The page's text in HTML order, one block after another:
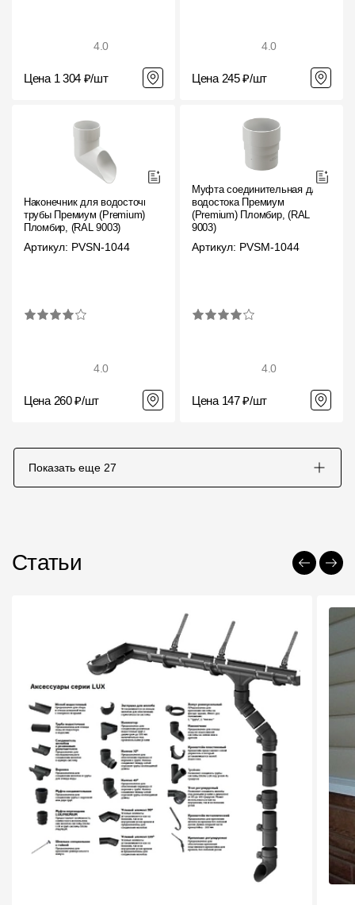
4.0
Цена 1 304 ₽/шт
4.0
Цена 245 ₽/шт
Наконечник для водосточной
трубы Премиум (Premium)
Пломбир, (RAL 9003)
Артикул: PVSN-1044
4.0
Цена 260 ₽/шт
Муфта соединительная для
водостока Премиум
(Premium) Пломбир, (RAL
9003)
Артикул: PVSM-1044
4.0
Цена 147 ₽/шт
Показать еще 27
Статьи